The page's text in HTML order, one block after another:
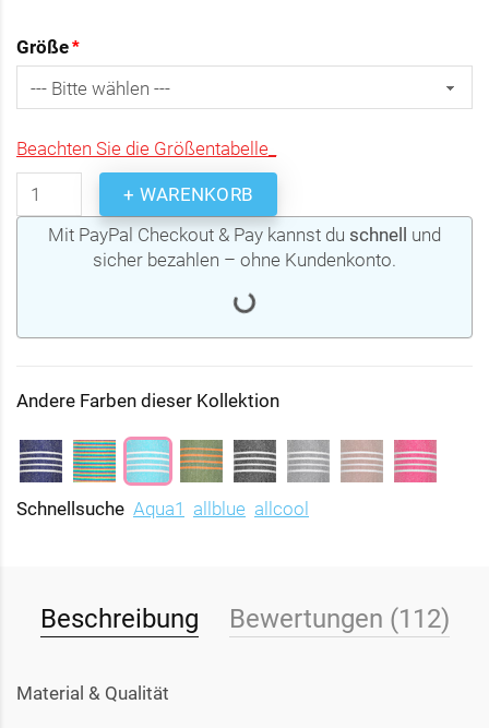
Größe
Beachten Sie die Größentabelle_
+ WARENKORB
Mit PayPal Checkout & Pay kannst du schnell
und
sicher bezahlen – ohne Kundenkonto.
Andere Farben dieser Kollektion
Schnellsuche Aqua1 allblue allcool
Beschreibung Bewertungen (112)
Material & Qualität